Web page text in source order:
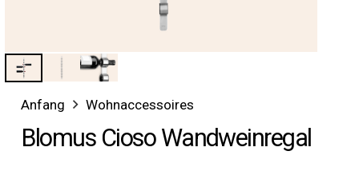
Anfang Wohnaccessoires
Blomus Cioso Wandweinregal